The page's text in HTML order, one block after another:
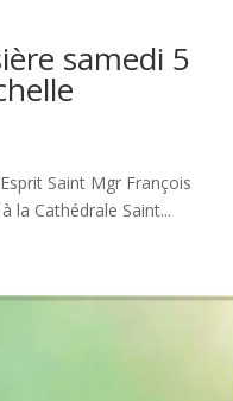
samedi 5
Saint Mgr François
la Cathédrale Saint...